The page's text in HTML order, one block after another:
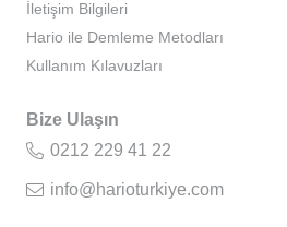
İletişim Bilgileri
Hario ile Demleme Metodları
Kullanım Kılavuzları
Bize Ulaşın
0212 229 41 22
info@harioturkiye.com